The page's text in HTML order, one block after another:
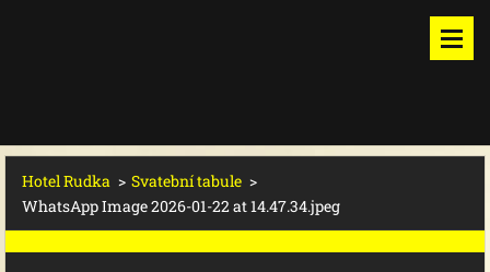
Hotel Rudka > Svatební tabule >
WhatsApp Image 2026-01-22 at 14.47.34.jpeg